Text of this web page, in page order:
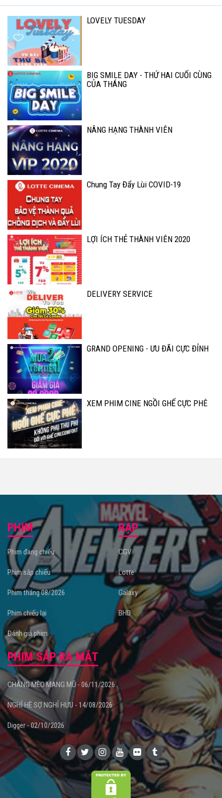
LOVELY TUESDAY
BIG SMILE DAY - THỨ HAI CUỐI CÙNG
CỦA THÁNG
NÂNG HẠNG THÀNH VIÊN
Chung Tay Đẩy Lùi COVID-19
LỢI ÍCH THẺ THÀNH VIÊN 2020
DELIVERY SERVICE
GRAND OPENING - ƯU ĐÃI CỰC ĐỈNH
XEM PHIM CINE NGỒI GHẾ CỰC PHÊ
PHIM
Phim đang chiếu
Phim sắp chiếu
Phim tháng 08/2026
Phim chiếu lại
Đánh giá phim
RẠP
CGV
Lotte
Galaxy
BHD
PHIM SẮP RA MẮT
CHÀNG MÈO MANG MŨ - 06/11/2026
NGHỈ HÈ SỢ NGHỈ HƯU - 14/08/2026
Digger - 02/10/2026